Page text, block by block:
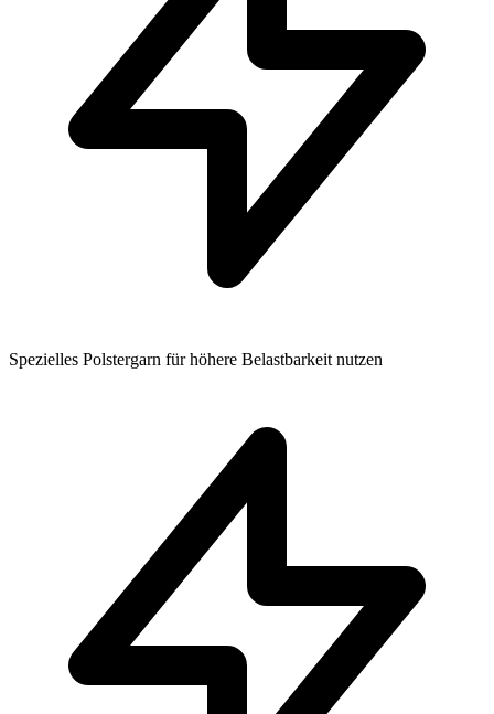
Spezielles Polstergarn für höhere Belastbarkeit nutzen